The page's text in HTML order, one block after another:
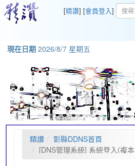
[精讚] [會員登入]
現在日期 2026/8/7 星期五
精讚
彰縣DDNS首頁
[DNS管理系統] 系統登入(複本